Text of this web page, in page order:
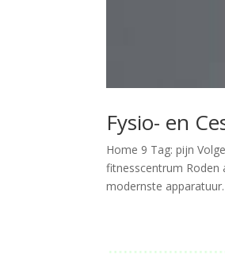
Fysio- en
Home 9 Tag: pijn
fitnesscentrum Roden
modernste